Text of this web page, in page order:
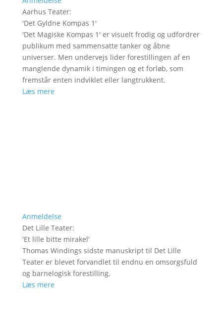
Aarhus Teater:
'Det Gyldne Kompas 1 '
'Det Magiske Kompas 1' er visuelt frodig og udfordrer
publikum med sammensatte tanker og åbne
universer. Men undervejs lider forestillingen af en
manglende dynamik i timingen og et forløb, som
fremstår enten indviklet eller langtrukkent.
Læs mere
Anmeldelse
Det Lille Teater:
'Et lille bitte mirakel'
Thomas Windings sidste manuskript til Det Lille
Teater er blevet forvandlet til endnu en omsorgsfuld
og barnelogisk forestilling.
Læs mere